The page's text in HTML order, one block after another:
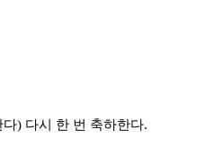
다) 다시 한 번 축하한다.